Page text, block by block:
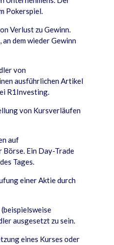
Pokerspiel.
Verlust zu Gewinn.
dem wieder Gewinn
von
ausführlichen Artikel
R1Investing.
von Kursverläufen
auf
Börse. Ein Day-Trade
Tages.
einer Aktie durch
ausgesetzt zu sein.
eines Kurses oder